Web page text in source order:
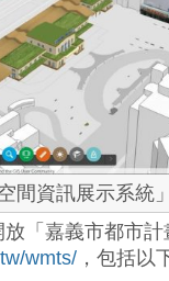
間資訊展示系統
「嘉義市都市
wmts/ ，包括以